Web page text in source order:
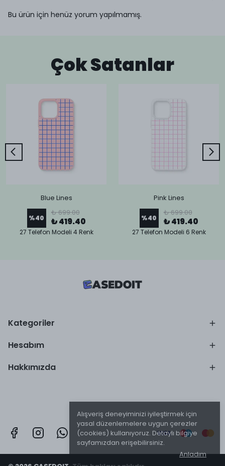
Alışveriş deneyiminizi iyileştirmek için
yasal düzenlemelere uygun çerezler
(cookies) kullanıyoruz. Detaylı bilgiye
sayfamızdan erişebilirsiniz.
Anladım
Bu ürün için henüz yorum yapılmamış.
Çok Satanlar
Blue Lines
%40
₺ 699.00
₺ 419.40
27 Telefon Modeli 4 Renk
Pink Lines
%40
₺ 699.00
₺ 419.40
27 Telefon Modeli 6 Renk
Kategoriler
Hesabım
Hakkımızda